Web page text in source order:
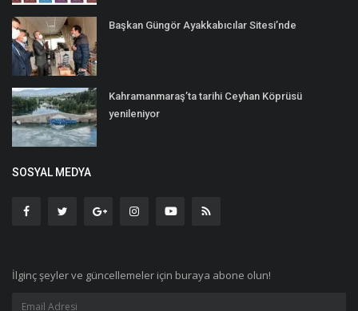
Başkan Güngör Ayakkabıcılar Sitesi’nde
Kahramanmaraş’ta tarihi Ceyhan Köprüsü
yenileniyor
SOSYAL MEDYA
İlginç şeyler ve güncellemeler için buraya abone olun!